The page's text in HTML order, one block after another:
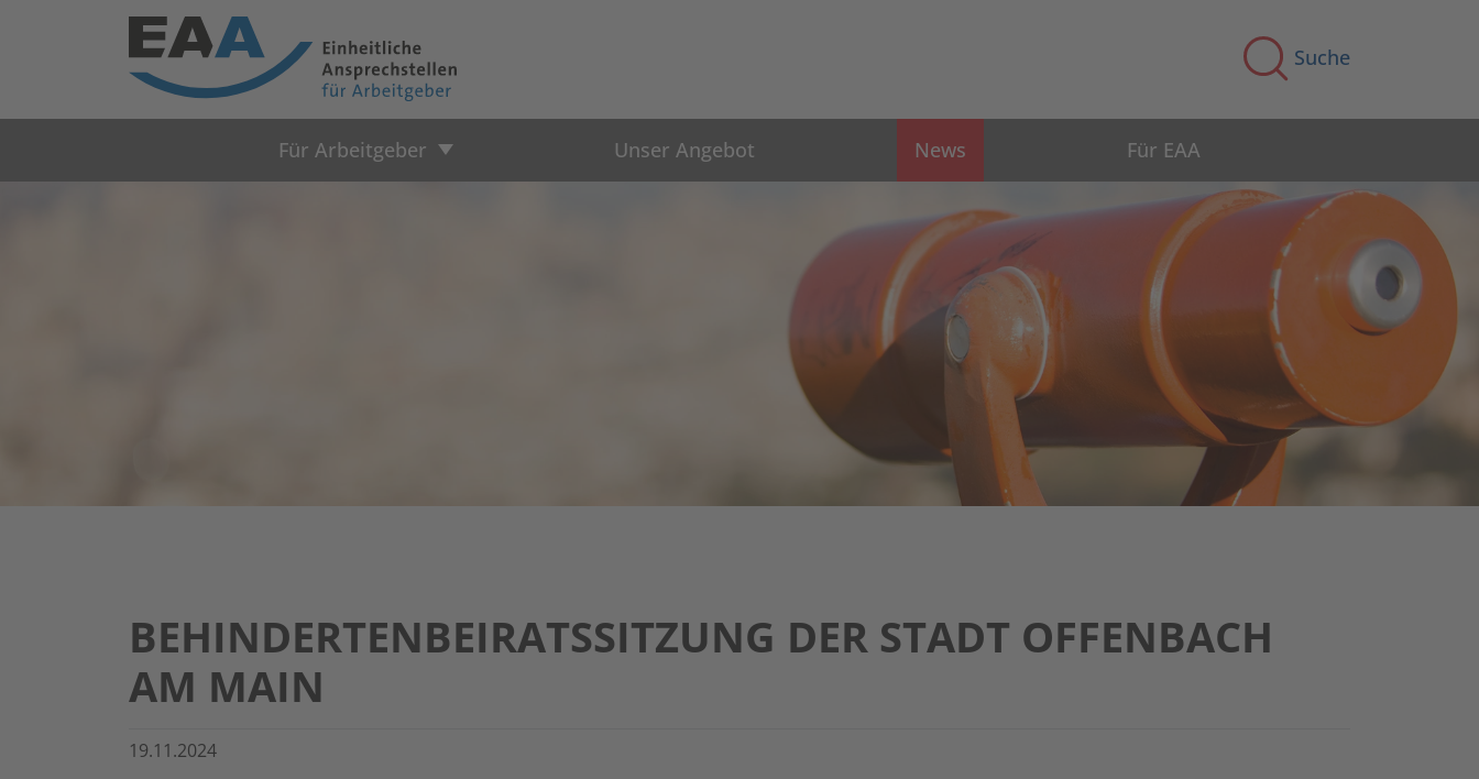
Suche
Für Arbeitgeber Unser Angebot News Für EAA
BEHINDERTENBEIRATSSITZUNG DER STADT OFFENBACH
AM MAIN
19.11.2024